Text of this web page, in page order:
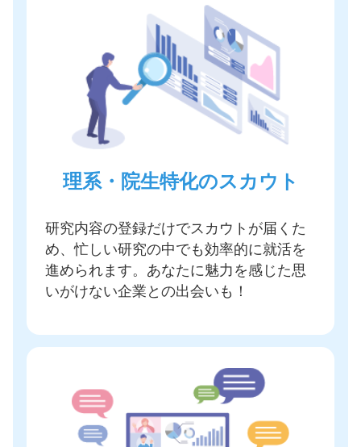
理系・院生特化のスカウト
研究内容の登録だけでスカウトが届く た
め、忙しい研究の中でも効率的に就活を
進められます。あなたに魅力を感じた思
いがけない企業との出会いも！